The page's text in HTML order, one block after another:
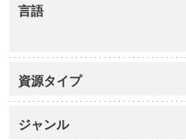
言語
資源タイプ
ジャンル